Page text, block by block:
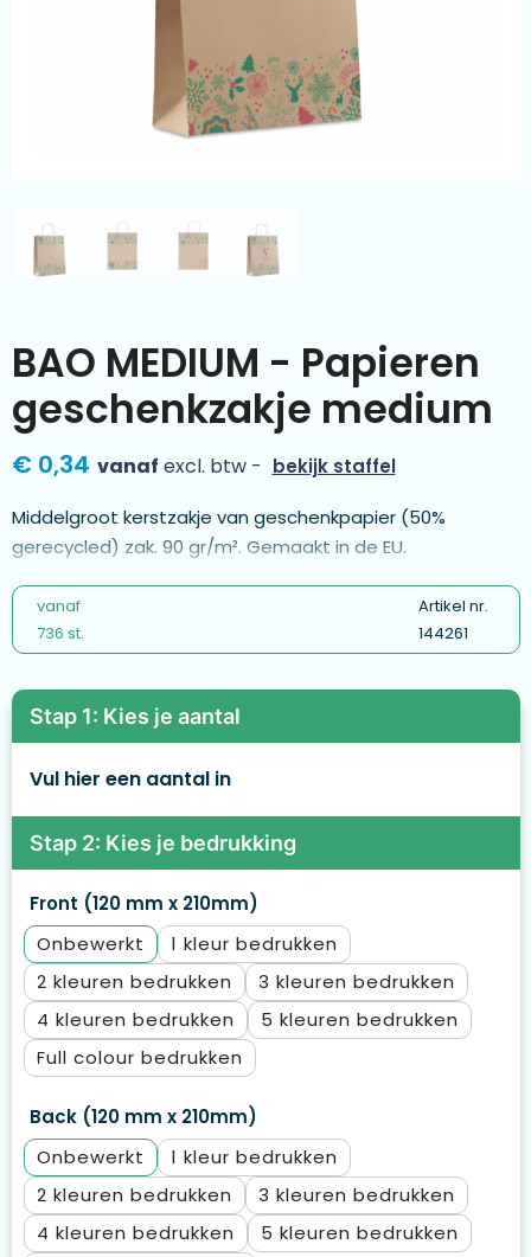
Kleding & textiel
Duurzamere geschenken
Luxe geschenken
BAO MEDIUM - Papieren
geschenkzakje medium
€ 0,34 vanaf excl. btw - bekijk staffel
Middelgroot kerstzakje van geschenkpapier (50%
gerecycled) zak. 90 gr/m². Gemaakt in de EU.
vanaf
736 st.
Artikel nr.
144261
Stap 1: Kies je aantal
Vul hier een aantal in
Stap 2: Kies je bedrukking
Front (120 mm x 210mm)
Onbewerkt
1
2
3
4
5
Full colour
Back (120 mm x 210mm)
Onbewerkt
1
2
3
4
5